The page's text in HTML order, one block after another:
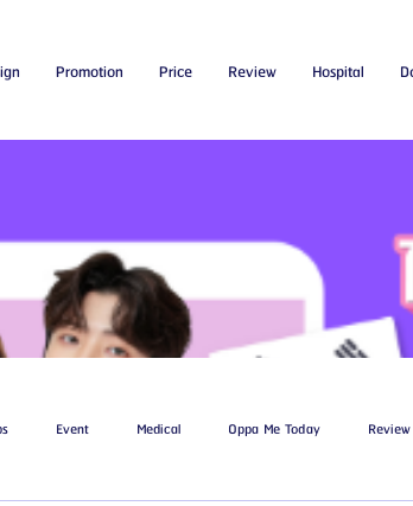
Promotion Price Review Hospital
Event Medical Oppa Me Today Review